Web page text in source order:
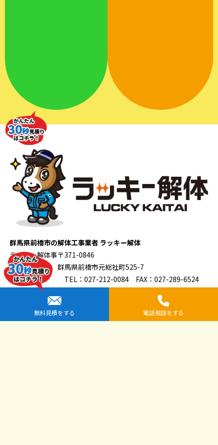
群馬県前橋市の解体工事業者 ラッキー解体
ラッキー解体事
務所
〒371-0846
群馬県前橋市元総社町525-7
TEL：027-212-0084 FAX：027-289-6524
無料見積をする 電話相談をする